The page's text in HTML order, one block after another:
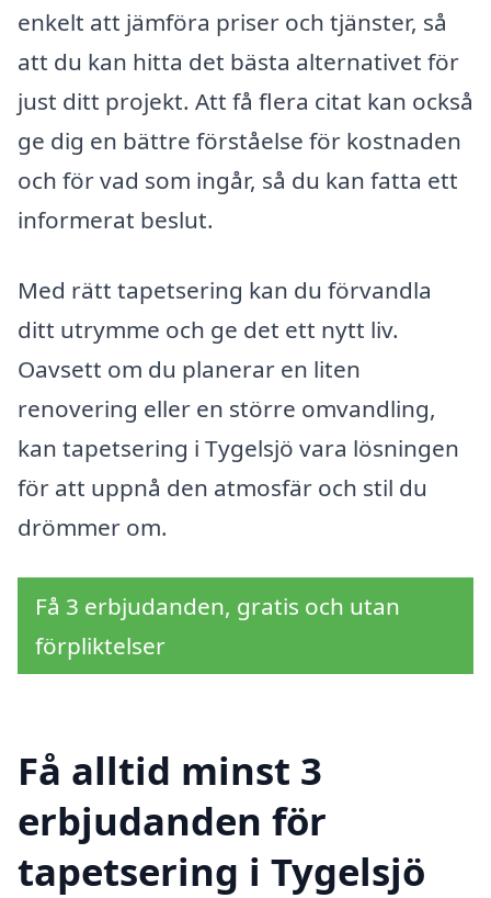
enkelt att jämföra priser och tjänster, så
att du kan hitta det bästa alternativet för
just ditt projekt. Att få flera citat kan också
ge dig en bättre förståelse för kostnaden
och för vad som ingår, så du kan fatta ett
informerat beslut.
Med rätt tapetsering kan du förvandla
ditt utrymme och ge det ett nytt liv.
Oavsett om du planerar en liten
renovering eller en större omvandling,
kan tapetsering i Tygelsjö vara lösningen
för att uppnå den atmosfär och stil du
drömmer om.
Få 3 erbjudanden, gratis och utan
förpliktelser
Få alltid minst 3
erbjudanden för
tapetsering i Tygelsjö